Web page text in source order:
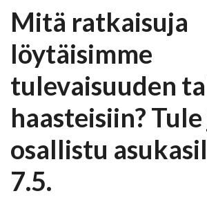
Mitä ratkaisuja
löytäisimme
tulevaisuuden
haasteisiin? Tule
osallistu
7.5.